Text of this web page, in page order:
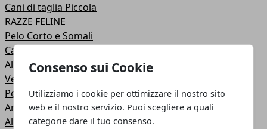
Consenso sui Cookie
Utilizziamo i cookie per ottimizzare il nostro sito
web e il nostro servizio. Puoi scegliere a quali
categorie dare il tuo consenso.
Cani di taglia Piccola
RAZZE FELINE
Pelo Corto e Somali
Cani di taglia Grande
Allevamenti Golden Americano
Vetrina Annunci
Pelo Semilungo
Annunci Cucciolate
Allevamenti Westie